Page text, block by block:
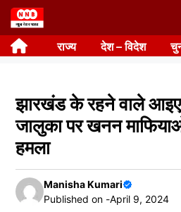
Skip
to
content राज्य देश – विदेश
झारखंड के रहने वाले
जालुका पर खनन
हमला
Manisha Kumari
Published on -April 9, 2024